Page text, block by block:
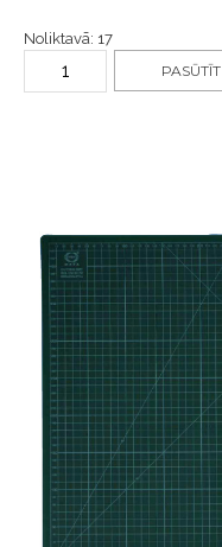
Noliktavā: 17
PASŪTĪT